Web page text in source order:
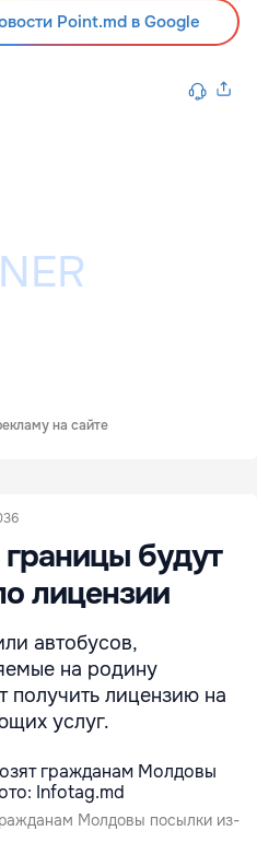
Point.md в Google
на сайте
будут
лицензии
автобусов,
на родину
получить лицензию на
услуг.
Молдовы посылки из-